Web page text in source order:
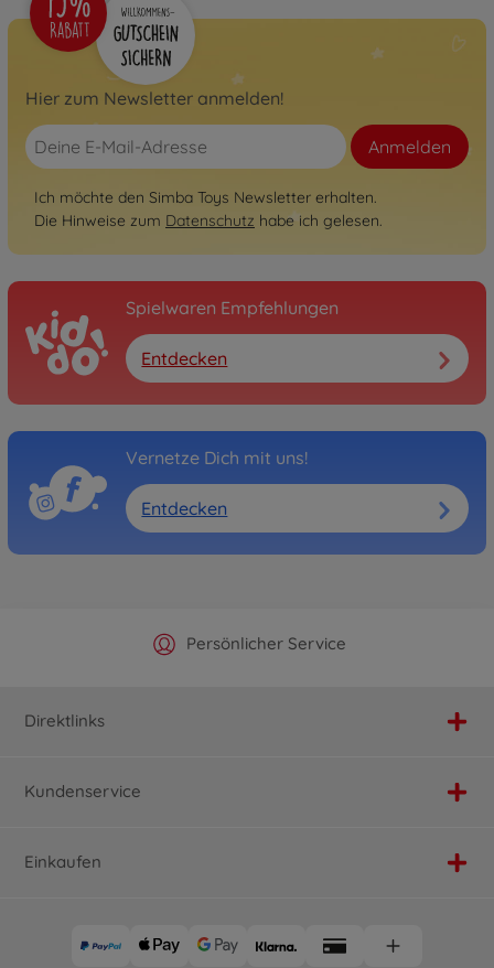
Hier zum Newsletter anmelden!
Anmelden
Ich möchte den Simba Toys Newsletter erhalten.
Die Hinweise zum Datenschutz habe ich gelesen.
Spielwaren Empfehlungen
Entdecken
Vernetze Dich mit uns!
Entdecken
Offizieller Hersteller Shop
Persönlicher Service
Versandkostenfrei ab 25€
Schnelle Lieferung
Direktlinks
Kundenservice
Einkaufen